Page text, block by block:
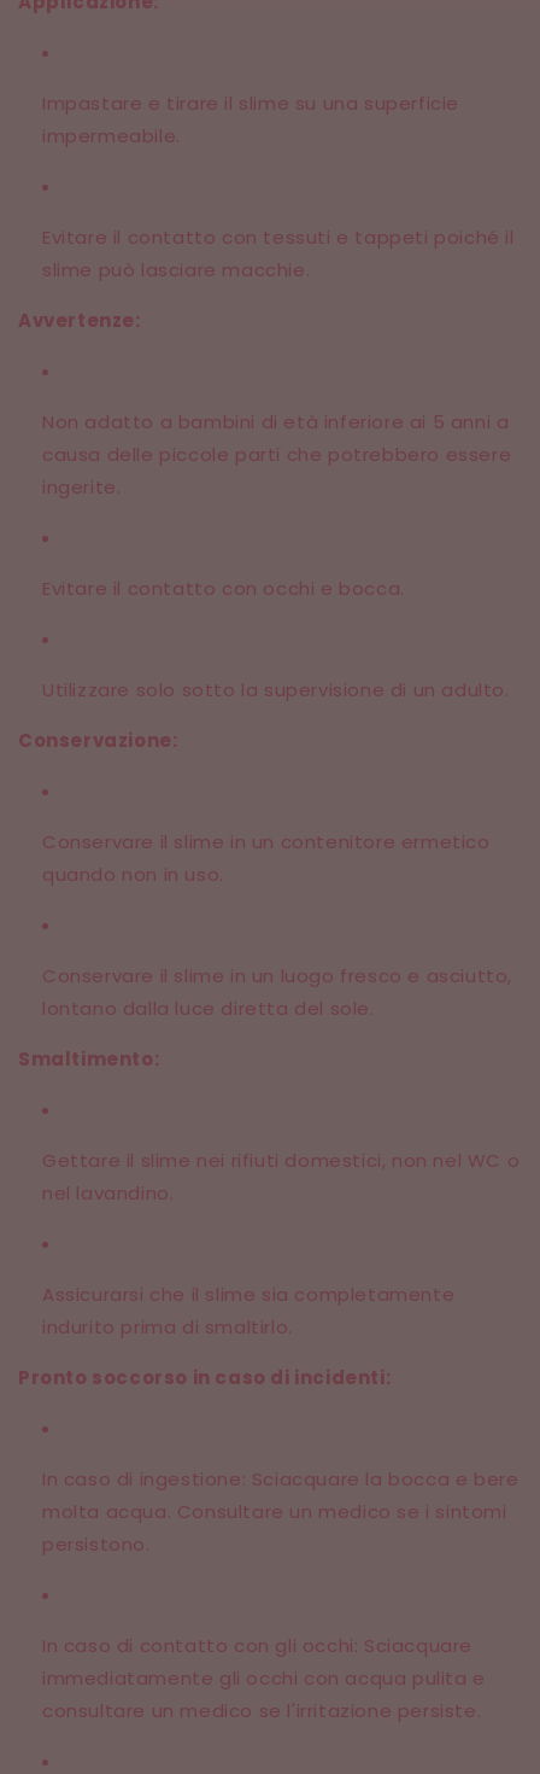
Impastare e tirare il slime su una superficie
impermeabile.
Evitare il contatto con tessuti e tappeti poiché il
slime può lasciare macchie.
Avvertenze:
Non adatto a bambini di età inferiore ai 5 anni a
causa delle piccole parti che potrebbero essere
ingerite.
Evitare il contatto con occhi e bocca.
Utilizzare solo sotto la supervisione di un adulto.
Conservazione:
Conservare il slime in un contenitore ermetico
quando non in uso.
Conservare il slime in un luogo fresco e asciutto,
lontano dalla luce diretta del sole.
Smaltimento:
Gettare il slime nei rifiuti domestici, non nel WC o
nel lavandino.
Assicurarsi che il slime sia completamente
indurito prima di smaltirlo.
Pronto soccorso in caso di incidenti:
In caso di ingestione: Sciacquare la bocca e bere
molta acqua. Consultare un medico se i sintomi
persistono.
In caso di contatto con gli occhi: Sciacquare
immediatamente gli occhi con acqua pulita e
consultare un medico se l'irritazione persiste.